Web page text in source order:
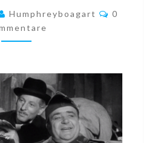
(PETER
GLENVILLE,
1952)
Humphreyboagart
0